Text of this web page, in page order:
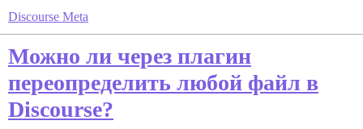
Discourse Meta
Можно ли через плагин
переопределить любой файл в
Discourse?